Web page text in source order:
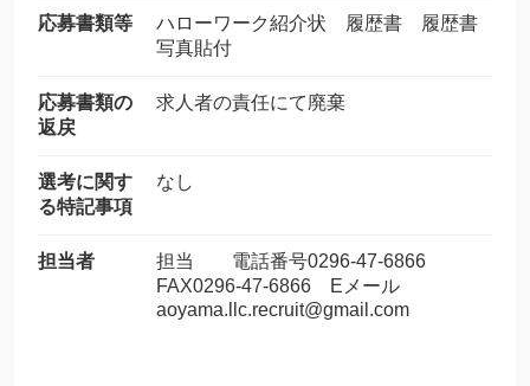
応募書類等
ハローワーク紹介状 履歴書 履歴書
写真貼付
応募書類の
返戻
求人者の責任にて廃棄
選考に関す
る特記事項
なし
担当者
担当 電話番号0296-47-6866
FAX0296-47-6866 Eメール
aoyama.llc.recruit@gmail.com